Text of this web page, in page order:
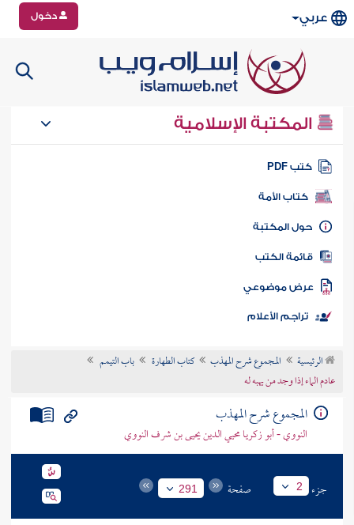
عربي دخول
المكتبة الإسلامية
كتب PDF
كتاب الأمة
المكتبة
الكتب
موضوعي
تراجم الأعلام
الرئيسية المجموع شرح المهذب كتاب الطهارة
باب التيمم
عادم الماء إذا وجد من يهبه له
المجموع شرح المهذب
النووي - أبو زكريا محيي الدين يحيى بن شرف النووي
جزء 2 صفحة 291